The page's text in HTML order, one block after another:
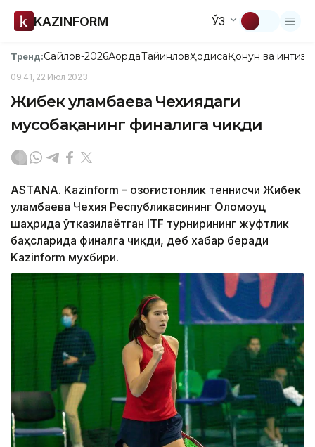
KAZINFORM ЎЗ
Тренд:Сайлов-2026АқордаТайинловҲодисаҚонун ва
09:41, 22 Июл 2023
Жибек Қуламбаева Чехиядаги
мусобақанинг финалига чиқди
ASTANA. Kazinform – Қозоғистонлик теннисчи Жибек
Қуламбаева Чехия Республикасининг Оломоуц
шаҳрида ўтказилаётган ITF турнирининг жуфтлик
баҳсларида финалга чиқди, деб хабар беради
Kazinform мухбири.